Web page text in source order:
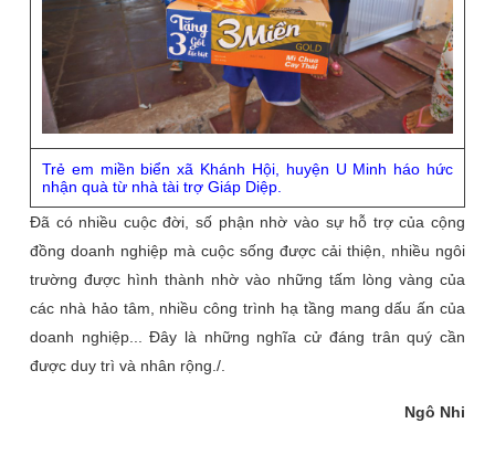
Trẻ em miền biển xã Khánh Hội, huyện U Minh háo hức
nhận quà từ nhà tài trợ Giáp Diệp.
Đã có nhiều cuộc đời, số phận nhờ vào sự hỗ trợ của cộng
đồng doanh nghiệp mà cuộc sống được cải thiện, nhiều ngôi
trường được hình thành nhờ vào những tấm lòng vàng của
các nhà hảo tâm, nhiều công trình hạ tầng mang dấu ấn của
doanh nghiệp... Đây là những nghĩa cử đáng trân quý cần
được duy trì và nhân rộng./.
Ngô Nhi